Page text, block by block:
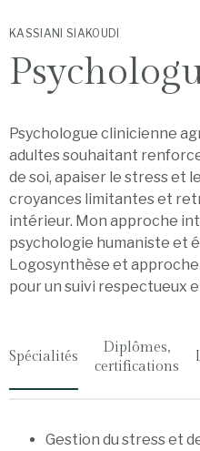
KASSIANI SIAKOUDI
Psychologue clinicienne
adultes souhaitant
de soi, apaiser le stress et
croyances limitantes et
intérieur. Mon approche
psychologie humaniste et
Logosynthèse et
pour un suivi respectueux
Spécialités
Diplômes,
certifications
Gestion du stress et